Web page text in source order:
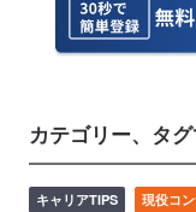
カテゴリー、タ
キャリアTIPS 現役コ